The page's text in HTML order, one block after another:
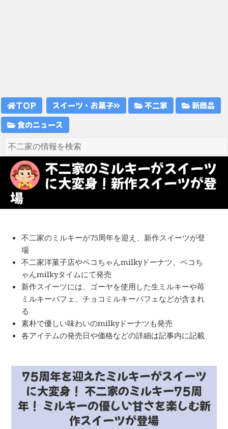
TOP スイーツ・お菓子 不二家
新商品
食のニュース
不二家のミルキーがスイーツ
に大変身！新作スイーツが登
場
不二家のミルキーが75周年を迎え、新作スイーツが登
場
不二家洋菓子店やペコちゃんmilkyドーナツ、ペコち
ゃんmilkyタイムにて発売
新作スイーツには、ゴーヤを使用した生ミルキーや苺
ミルキーパフェ、チョコミルキーパフェなどが含まれ
る
素朴で優しい味わいのmilkyドーナツも発売
各アイテムの発売日や価格などの詳細は記事内に記載
75周年を迎えたミルキーがスイーツ
に大変身！ 不二家のミルキー75周
年！ ミルキーの優しい甘さを楽しむ新
作スイーツが登場